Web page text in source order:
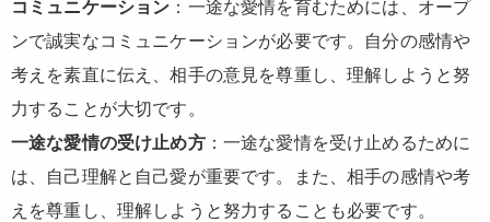
コミュニケーション ：一途な愛情を育むためには、オープ
ンで誠実なコミュニケーションが必要です。自分の感情や
考えを素直に伝え、相手の意見を尊重し、理解しようと努
力することが大切です。
一途な愛情の受け止め方：一途な愛情を受け止めるために
は、自己理解と自己愛が重要です。また、相手の感情や考
えを尊重し、理解しようと努力することも必要です。